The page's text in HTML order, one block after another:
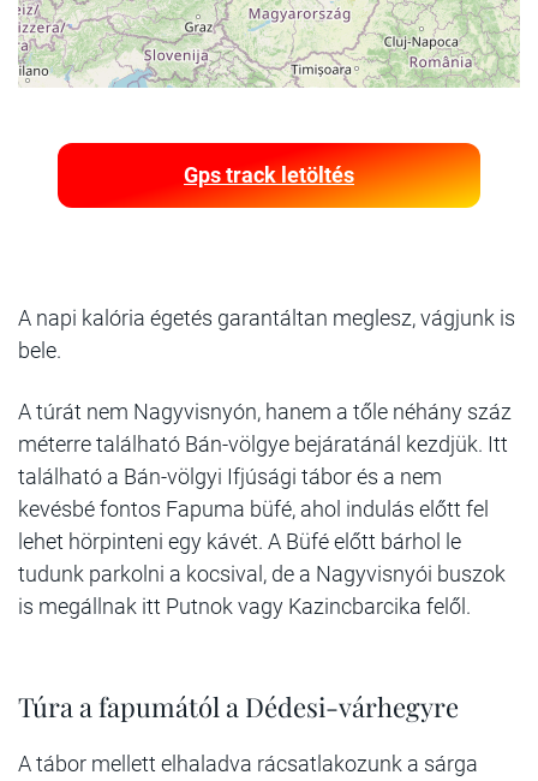
Gps track letöltés
A napi kalória égetés garantáltan meglesz, vágjunk is
bele.
A túrát nem Nagyvisnyón, hanem a tőle néhány száz
méterre található Bán-völgye bejáratánál kezdjük. Itt
található a Bán-völgyi Ifjúsági tábor és a nem
kevésbé fontos Fapuma büfé, ahol indulás előtt fel
lehet hörpinteni egy kávét. A Büfé előtt bárhol le
tudunk parkolni a kocsival, de a Nagyvisnyói buszok
is megállnak itt Putnok vagy Kazincbarcika felől.
Túra a fapumától a Dédesi-várhegyre
A tábor mellett elhaladva rácsatlakozunk a sárga